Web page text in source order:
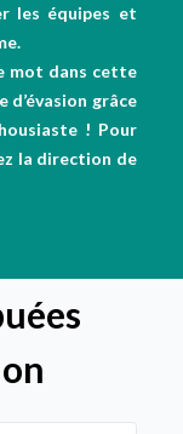
les équipes et
mot dans cette
d’évasion grâce
! Pour
la direction de